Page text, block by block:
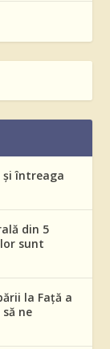
și întreaga
din 5
sunt
la Față a
ne